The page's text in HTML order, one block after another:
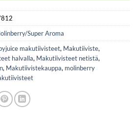
Super Aroma
makutiivisteet, Makutiiviste,
halvalla, Makutiivisteet netistä,
, Makutiivistekauppa, molinberry